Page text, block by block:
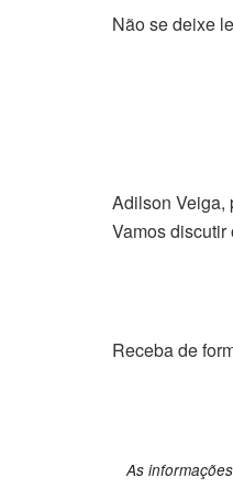
Não se deixe
Adilson Veiga,
Vamos discutir
Receba de
As